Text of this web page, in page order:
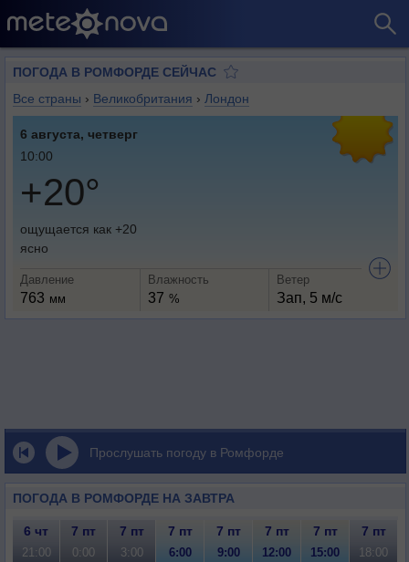
ПОГОДА В РОМФОРДЕ СЕЙЧАС
Все страны › Великобритания › Лондон
6 августа, четверг
10:00
+20°
ощущается как +20
ясно
Давление
763 мм
Влажность
37 %
Ветер
Зап, 5 м/с
Прослушать погоду в Ромфорде
ПОГОДА В РОМФОРДЕ НА ЗАВТРА
6 чт 7 пт 7 пт 7 пт 7 пт 7 пт 7 пт 7 пт
21:00 0:00 3:00 6:00 9:00 12:00 15:00 18:00